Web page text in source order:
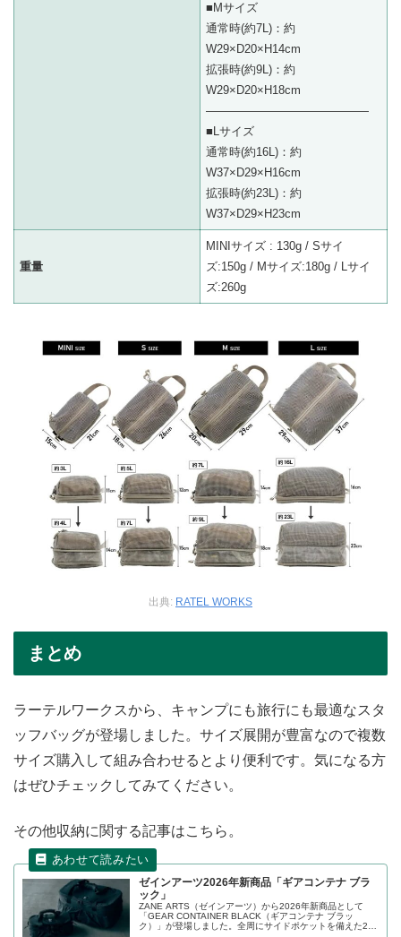
■Mサイズ
通常時(約7L)：約
W29×D20×H14cm
拡張時(約9L)：約
W29×D20×H18cm
——————————————
■Lサイズ
通常時(約16L)：約
W37×D29×H16cm
拡張時(約23L)：約
W37×D29×H23cm
重量
MINIサイズ : 130g / Sサイ
ズ:150g / Mサイズ:180g / Lサイ
ズ:260g
出典: RATEL WORKS
まとめ
ラーテルワークスから、キャンプにも旅行にも最適なスタ
ッフバッグが登場しました。サイズ展開が豊富なので複数
サイズ購入して組み合わせるとより便利です。気になる方
はぜひチェックしてみてください。
その他収納に関する記事はこちら。
ゼインアーツ2026年新商品「ギアコンテナ ブラ
ック」
ZANE ARTS（ゼインアーツ）から2026年新商品として
「GEAR CONTAINER BLACK（ギアコンテナ ブラッ
ク）」が登場しました。全周にサイドポケットを備えた2サ